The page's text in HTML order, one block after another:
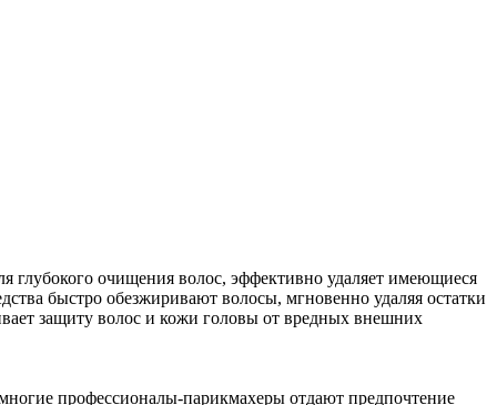
глубокого очищения волос, эффективно удаляет имеющиеся
быстро обезжиривают волосы, мгновенно удаляя остатки
защиту волос и кожи головы от вредных внешних
профессионалы-парикмахеры отдают предпочтение